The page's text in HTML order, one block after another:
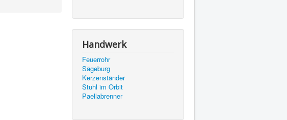
Handwerk
Feuerrohr
Sägeburg
Kerzenständer
Stuhl im Orbit
Paellabrenner